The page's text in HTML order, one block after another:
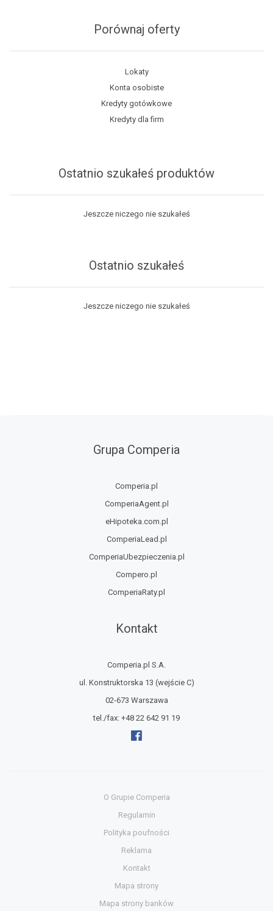
Porównaj oferty
Lokaty
Konta osobiste
Kredyty gotówkowe
Kredyty dla firm
Ostatnio szukałeś produktów
Jeszcze niczego nie szukałeś
Ostatnio szukałeś
Jeszcze niczego nie szukałeś
Grupa Comperia
Comperia.pl
ComperiaAgent.pl
eHipoteka.com.pl
ComperiaLead.pl
ComperiaUbezpieczenia.pl
Compero.pl
ComperiaRaty.pl
Kontakt
Comperia.pl S.A.
ul. Konstruktorska 13 (wejście C)
02-673 Warszawa
tel./fax: +48 22 642 91 19
O Grupie Comperia
Regulamin
Polityka poufności
Reklama
Kontakt
Mapa strony
Mapa strony banków